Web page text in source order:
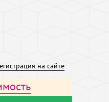
на сайте